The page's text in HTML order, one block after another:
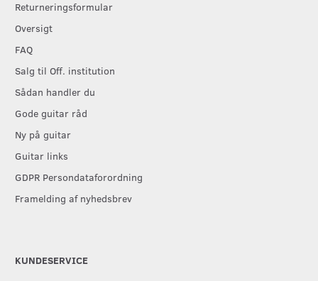
Returneringsformular
Oversigt
FAQ
Salg til Off. institution
Sådan handler du
Gode guitar råd
Ny på guitar
Guitar links
GDPR Persondataforordning
Framelding af nyhedsbrev
KUNDESERVICE